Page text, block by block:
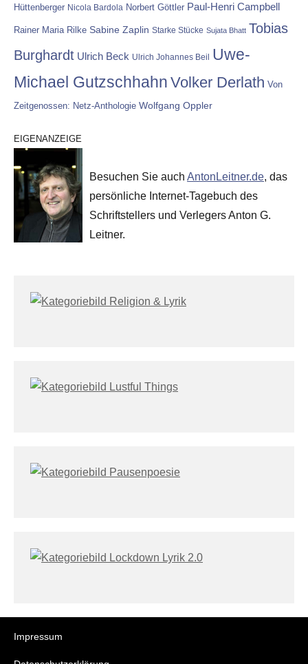
Hüttenberger Nicola Bardola Norbert Göttler Paul-Henri Campbell
Rainer Maria Rilke Sabine Zaplin Starke Stücke Sujata Bhatt Tobias
Burghardt Ulrich Beck Ulrich Johannes Beil
Uwe-
Michael Gutzschhahn Volker Derlath Von
Zeitgenossen: Netz-Anthologie Wolfgang Oppler
EIGENANZEIGE
Besuchen Sie auch AntonLeitner.de, das
persönliche Internet-Tagebuch des
Schriftstellers und Verlegers Anton G.
Leitner.
Impressum